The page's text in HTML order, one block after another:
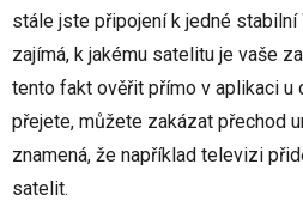
stále jste připojení k jedné
zajímá, k jakému satelitu je vaše
tento fakt ověřit přímo v aplikaci u
přejete, můžete zakázat přechod
znamená, že například televizi
satelit.